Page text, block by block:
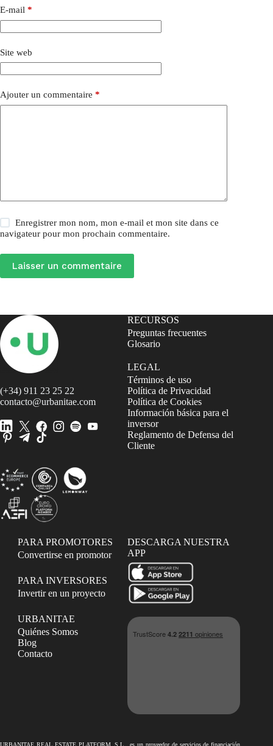
E-mail *
Site web
Ajouter un commentaire *
Enregistrer mon nom, mon e-mail et mon site dans ce
navigateur pour mon prochain commentaire.
Laisser un commentaire
(+34) 911 23 25 22
contacto@urbanitae.com
RECURSOS
Preguntas frecuentes
Glosario
LEGAL
Términos de uso
Política de Privacidad
Política de Cookies
Información básica para el
inversor
Reglamento de Defensa del
Cliente
PARA PROMOTORES
Convertirse en promotor
PARA INVERSORES
Invertir en un proyecto
URBANITAE
Quiénes Somos
Blog
Contacto
DESCARGA NUESTRA
APP
URBANITAE REAL ESTATE PLATFORM, S.L., es un proveedor de servicios de financiación